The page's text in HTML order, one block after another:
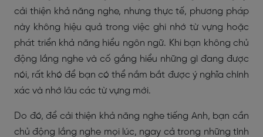
cải thiện khả năng nghe, nhưng thực tế, phương pháp
này không hiệu quả trong việc ghi nhớ từ vựng hoặc
phát triển khả năng hiểu ngôn ngữ. Khi bạn không chủ
động lắng nghe và cố gắng hiểu những gì đang được
nói, rất khó để bạn có thể nắm bắt được ý nghĩa chính
xác và nhớ lâu các từ vựng mới.
Do đó, để cải thiện khả năng nghe tiếng Anh, bạn cần
chủ động lắng nghe mọi lúc, ngay cả trong những tình